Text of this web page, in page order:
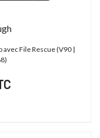
File Rescue (V90 |